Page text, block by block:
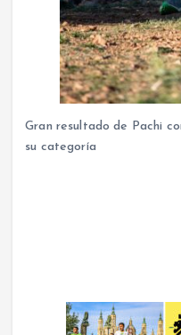
Gran resultado de Pachi
su categoría